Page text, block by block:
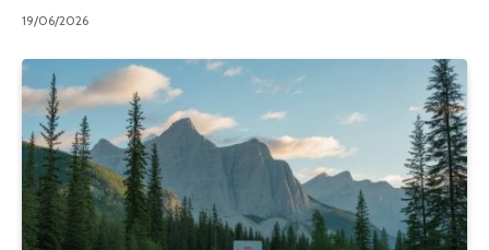
19/06/2026